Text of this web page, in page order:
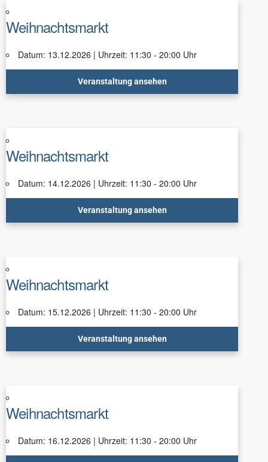
Weihnachtsmarkt
Datum: 13.12.2026 | Uhrzeit: 11:30 - 20:00 Uhr
Veranstaltung ansehen
Weihnachtsmarkt
Datum: 14.12.2026 | Uhrzeit: 11:30 - 20:00 Uhr
Veranstaltung ansehen
Weihnachtsmarkt
Datum: 15.12.2026 | Uhrzeit: 11:30 - 20:00 Uhr
Veranstaltung ansehen
Weihnachtsmarkt
Datum: 16.12.2026 | Uhrzeit: 11:30 - 20:00 Uhr